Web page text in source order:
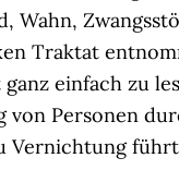
Wahn,
Traktat
einfach zu
von Personen
Vernichtung